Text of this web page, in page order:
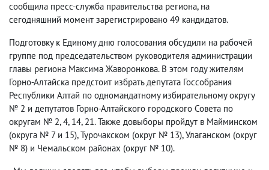
сообщила пресс-служба правительства региона, на
сегодняшний момент зарегистрировано 49 кандидатов.
Подготовку к Единому дню голосования обсудили на рабочей
группе под председательством руководителя администрации
главы региона Максима Жаворонкова. В этом году жителям
Горно-Алтайска предстоит избрать депутата Госсобрания
Республики Алтай по одномандатному избирательному округу
№ 2 и депутатов Горно-Алтайского городского Совета по
округам № 2, 4, 14, 21. Также довыборы пройдут в Майминском
(округа № 7 и 15), Турочакском (округ № 13), Улаганском (округ
№ 8) и Чемальском районах (округ № 10).